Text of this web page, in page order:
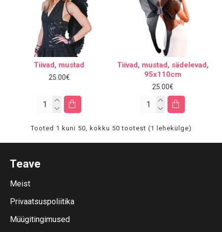
Tiivad, mustad
25.00€
Tiivad, mustad, sädelevad,
95x110cm
25.00€
Tooted 1 kuni 50, kokku 50 tootest (1 lehekülge)
Teave
Meist
Privaatsuspoliitika
Müügitingimused